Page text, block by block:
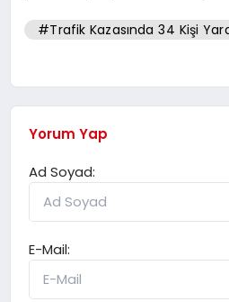
#Trafik Kazasında 34 Kişi
Yorum Yap
Ad Soyad:
E-Mail: